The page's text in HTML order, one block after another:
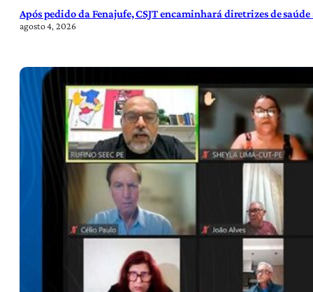
Após pedido da Fenajufe, CSJT encaminhará diretrizes de
agosto 4, 2026